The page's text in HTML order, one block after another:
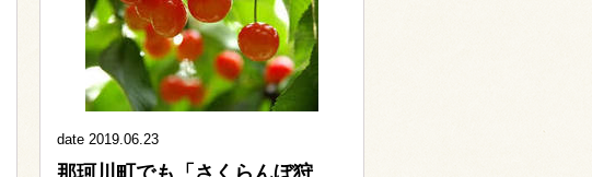
date 2019.06.23
那珂川町でも「さくらんぼ狩